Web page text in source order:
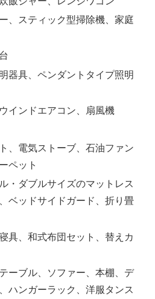
、スティック型掃除機、家庭
器具、ペンダントタイプ照明
インドエアコン、扇風機
、電気ストーブ、石油ファン
ペット
・ダブルサイズのマットレス
ベッドサイドガード、折り畳
具、和式布団セット、替えカ
ーブル、ソファー、本棚、デ
ハンガーラック、洋服タンス